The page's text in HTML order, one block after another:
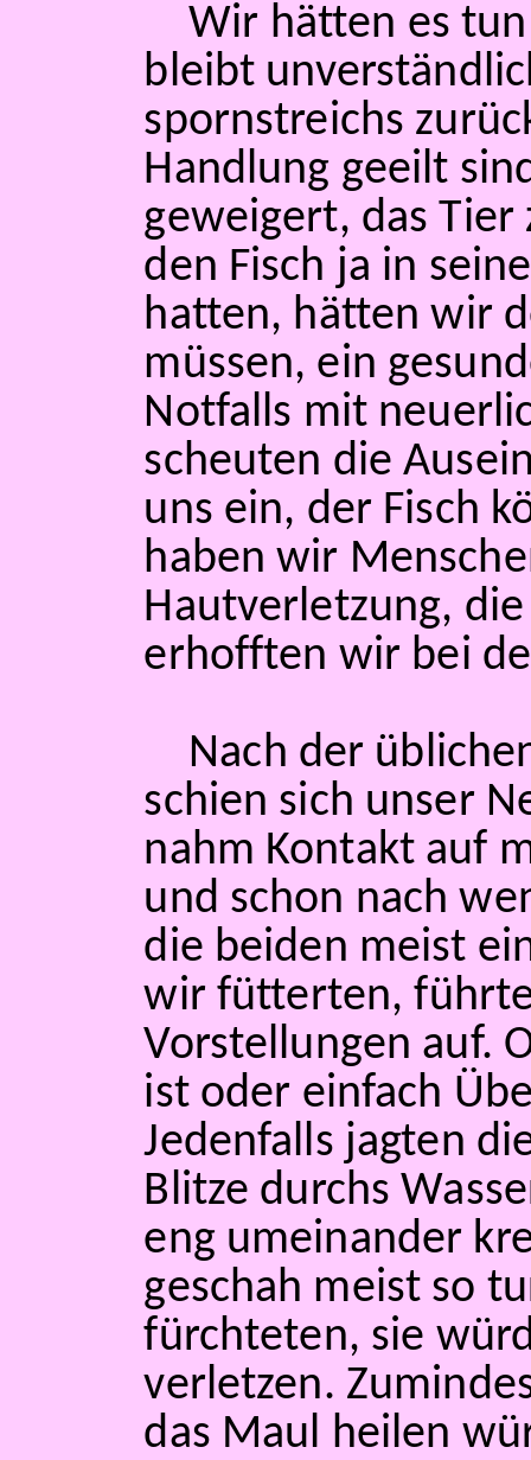
Wir hätten es
bleibt
spornstreichs
Handlung geeilt
geweigert, das
den Fisch ja in
hatten, hätten wir
müssen, ein
Notfalls mit
scheuten die
uns ein, der Fisch
haben wir
Hautverletzung,
erhofften wir bei
Nach der
schien sich unser
nahm Kontakt auf
und schon nach
die beiden meist
wir fütterten,
Vorstellungen auf.
ist oder einfach
Jedenfalls jagten
Blitze durchs
eng umeinander
geschah meist so
fürchteten, sie
verletzen.
das Maul heilen